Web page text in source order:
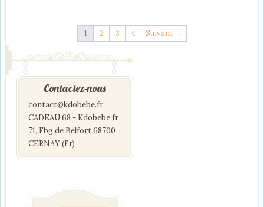
1 2 3 4 Suivant →
Contactez-nous
contact@kdobebe.fr
CADEAU 68 - Kdobebe.fr
71, Fbg de Belfort 68700
CERNAY (Fr)